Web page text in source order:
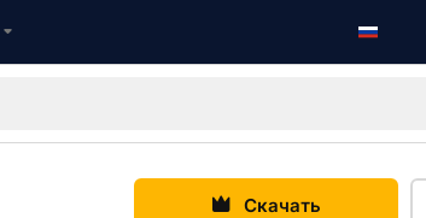
Скачать